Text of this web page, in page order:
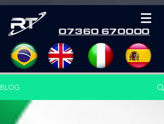
07360 670000
BLOG